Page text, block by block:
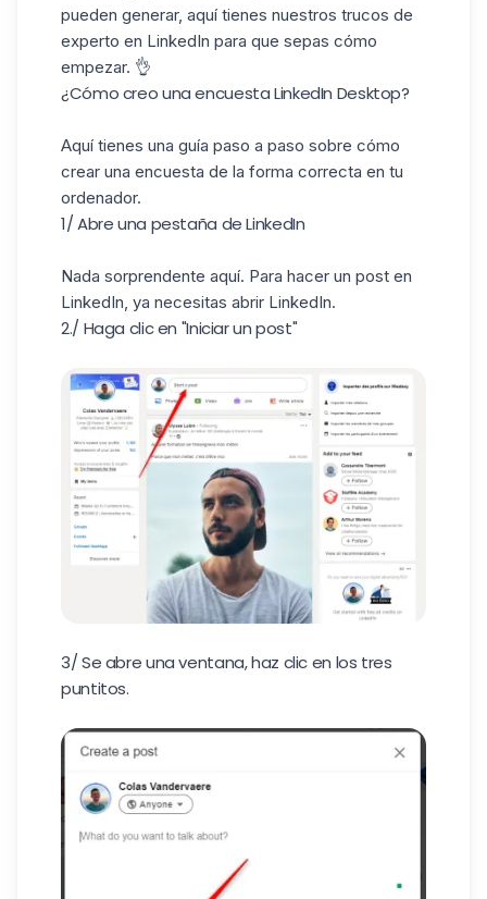
pueden generar, aquí tienes nuestros trucos de
experto en LinkedIn para que sepas cómo
empezar. 👌
¿Cómo creo una encuesta LinkedIn Desktop?
Aquí tienes una guía paso a paso sobre cómo
crear una encuesta de la forma correcta en tu
ordenador.
1/ Abre una pestaña de LinkedIn
Nada sorprendente aquí. Para hacer un post en
LinkedIn, ya necesitas abrir LinkedIn.
2./ Haga clic en "Iniciar un post"
3/ Se abre una ventana, haz clic en los tres
puntitos.